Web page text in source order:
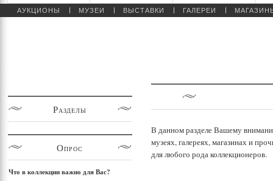
АУКЦИОНЫ МУЗЕИ ВЫСТАВКИ ГАЛЕРЕИ
В данном разделе Вашему
музеях, галереях, магазинах и
для любого рода коллекционеров.
Разделы
Опрос
Что в коллекции важно для Вас?